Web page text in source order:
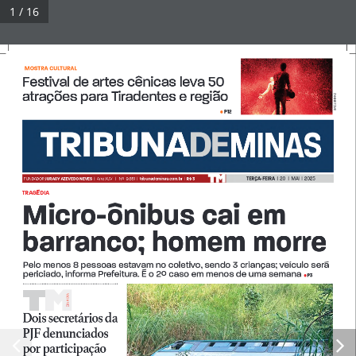
Pular
o
conteúdo
Tribuna Impressa
© 2026 Tribuna Impressa• Built withGeneratePress
FUNDADOR JURACY AZEVEDO NEVES | Ano XLIV   |   Nº  9.651  | tribunademinas.com.br
  |
R$ 3 TERÇA-FEIRA |  20   |  MAI  |  2025
Festival de artes cênicas leva 50
atrações para Tiradentes e região
MOSTRA CULTURAL
• P12
ZANINE TOME
Pelo menos 8 pessoas estavam no coletivo, sendo 3 crianças; veículo será
periciado, informa Prefeitura. É o 2º caso em menos de uma semana • P3
Micro-ônibus cai em
barranco; homem morre
Dois secretários da
PJF denunciados
por participação
Di
A A DiA
TRAGÉDIA
1 / 16